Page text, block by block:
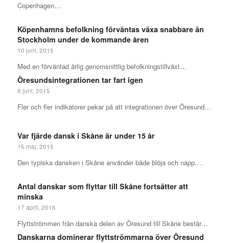
Copenhagen…
Köpenhamns befolkning förväntas växa snabbare än
Stockholm under de kommande åren
10 juni, 2015
Med en förväntad årlig genomsnittlig befolkningstillväxt…
Öresundsintegrationen tar fart igen
8 juni, 2015
Fler och fler indikatorer pekar på att integrationen över Öresund…
Var fjärde dansk i Skåne är under 15 år
15 maj, 2015
Den typiska dansken i Skåne använder både blöja och napp.…
Antal danskar som flyttar till Skåne fortsätter att
minska
17 april, 2015
Flyttströmmen från danska delen av Öresund till Skåne består…
Danskarna dominerar flyttströmmarna över Öresund